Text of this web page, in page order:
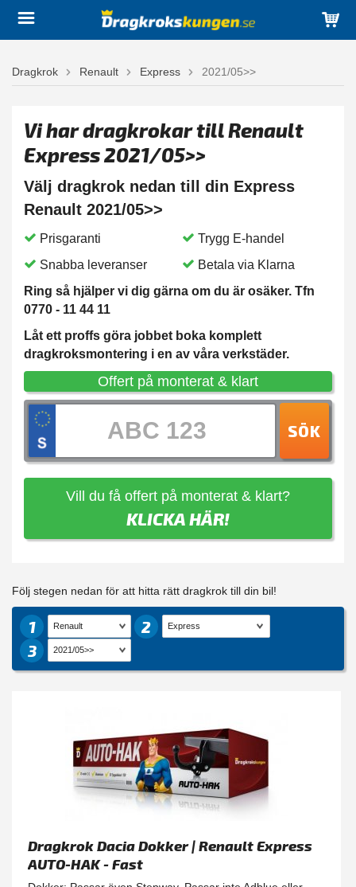
Dragkrok Renault Express 2021/05>>
Vi har dragkrokar till Renault
Express 2021/05>>
Välj dragkrok nedan till din Express
Renault 2021/05>>
Prisgaranti
Trygg E-handel
Snabba leveranser
Betala via Klarna
Ring så hjälper vi dig gärna om du är osäker. Tfn
0770 - 11 44 11
Låt ett proffs göra jobbet boka komplett
dragkroksmontering i en av våra verkstäder.
Offert på monterat & klart
SÖK
Vill du få offert på monterat & klart?
KLICKA HÄR!
Följ stegen nedan för att hitta rätt dragkrok till din bil!
1
2
3
Dragkrok Dacia Dokker | Renault Express
AUTO-HAK - Fast